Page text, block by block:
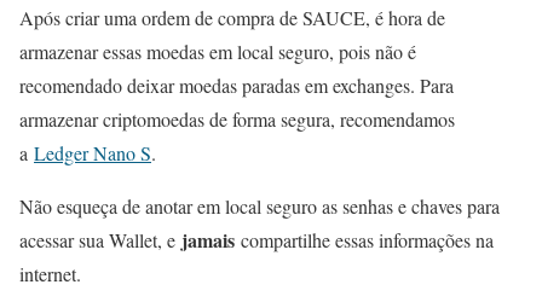
Após criar uma ordem de compra de SAUCE, é hora de
armazenar essas moedas em local seguro, pois não é
recomendado deixar moedas paradas em exchanges. Para
armazenar criptomoedas de forma segura, recomendamos
a Ledger Nano S.
Não esqueça de anotar em local seguro as senhas e chaves para
acessar sua Wallet, e jamais compartilhe essas informações na
internet.